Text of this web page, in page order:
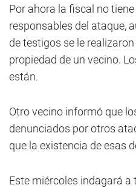
Por ahora la fiscal no
responsables del ataque,
de testigos se le
propiedad de un vecino.
están.
Otro vecino informó que
denunciados por otros
que la existencia de esas
Este miércoles indagará